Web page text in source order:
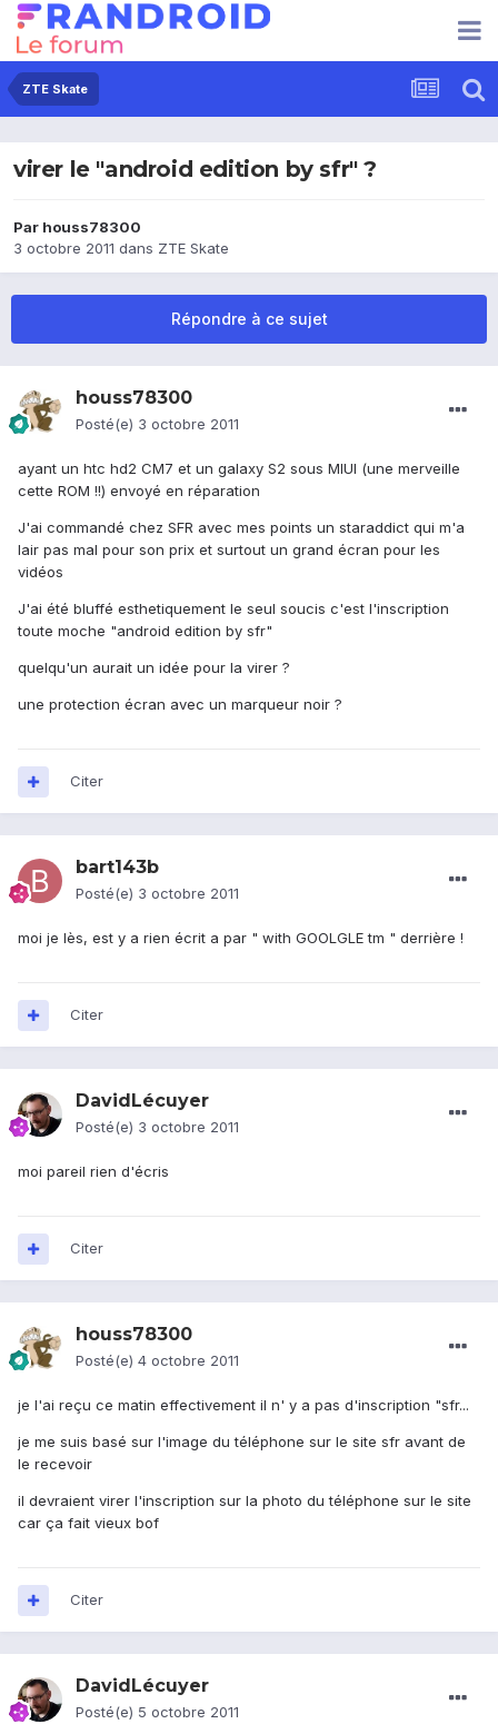
ZTE Skate
virer le "android edition by sfr" ?
Par houss78300
3 octobre 2011 dans ZTE Skate
Répondre à ce sujet
houss78300
Posté(e) 3 octobre 2011
ayant un htc hd2 CM7 et un galaxy S2 sous MIUI (une merveille
cette ROM !!) envoyé en réparation
J'ai commandé chez SFR avec mes points un staraddict qui m'a
lair pas mal pour son prix et surtout un grand écran pour les
vidéos
J'ai été bluffé esthetiquement le seul soucis c'est l'inscription
toute moche "android edition by sfr"
quelqu'un aurait un idée pour la virer ?
une protection écran avec un marqueur noir ?
Citer
bart143b
Posté(e) 3 octobre 2011
moi je lès, est y a rien écrit a par " with GOOLGLE tm " derrière !
Citer
DavidLécuyer
Posté(e) 3 octobre 2011
moi pareil rien d'écris
Citer
houss78300
Posté(e) 4 octobre 2011
je l'ai reçu ce matin effectivement il n' y a pas d'inscription "sfr...
je me suis basé sur l'image du téléphone sur le site sfr avant de
le recevoir
il devraient virer l'inscription sur la photo du téléphone sur le site
car ça fait vieux bof
Citer
DavidLécuyer
Posté(e) 5 octobre 2011